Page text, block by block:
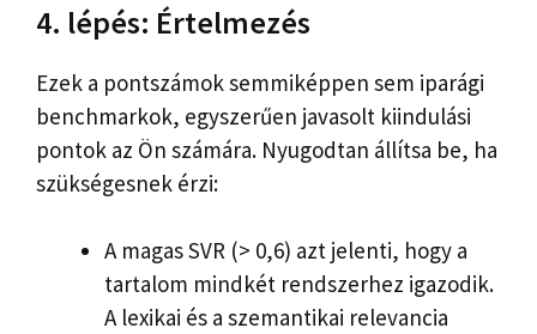
4. lépés: Értelmezés
Ezek a pontszámok semmiképpen sem iparági
benchmarkok, egyszerűen javasolt kiindulási
pontok az Ön számára. Nyugodtan állítsa be, ha
szükségesnek érzi:
A magas SVR (> 0,6) azt jelenti, hogy a
tartalom mindkét rendszerhez igazodik.
A lexikai és a szemantikai relevancia